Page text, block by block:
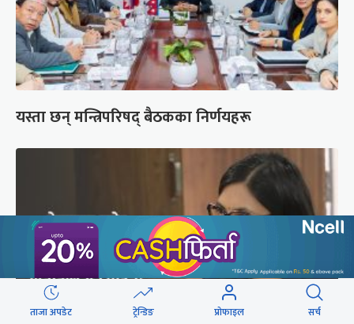
यस्ता छन् मन्त्रिपरिषद् बैठकका निर्णयहरू
ताजा अपडेट ट्रेन्डिङ प्रोफाइल सर्च